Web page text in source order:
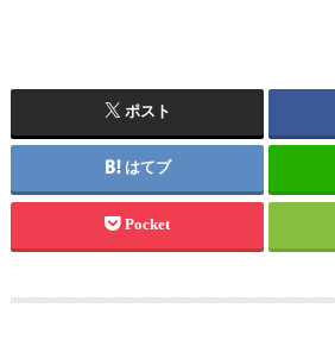
ポスト
はてブ
Pocket